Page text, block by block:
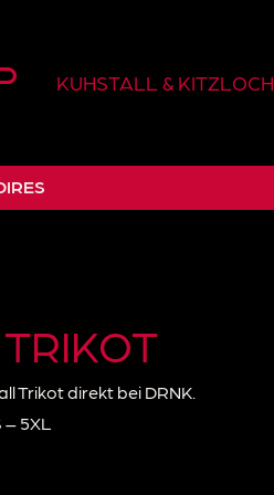
KUHSTALL & KITZLOCH
Trikot direkt bei DRNK.
– 5XL